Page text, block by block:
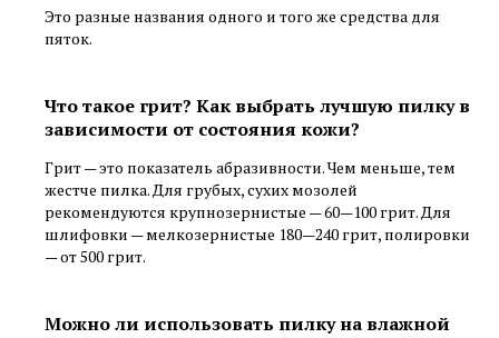
Это разные названия одного и того же средства для
пяток.
Что такое грит? Как выбрать лучшую пилку в
зависимости от состояния кожи?
Грит — это показатель абразивности. Чем меньше, тем
жестче пилка. Для грубых, сухих мозолей
рекомендуются крупнозернистые — 60—100 грит. Для
шлифовки — мелкозернистые 180—240 грит, полировки
— от 500 грит.
Можно ли использовать пилку на влажной